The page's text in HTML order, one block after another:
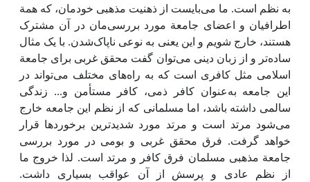
به نظم است. ما می‌بایست از ذهنیت مذهبی خودمان، که همة
اطرافیان و اعضای جامعة مورد بررسی‌مان در آن مشترک
هستند، خارج شویم و ‌این یعنی به نوعی ناپاک‌شدن. با یک مثال
ساده‌تر و از زبان دینی می‌توان گفت محقق غربی برای جامعة
اسلامی مثل کافری است که به راه‌های مختلف می‌تواند در
‌این جامعه به‌عنوان کافر ذمی، کافر مستأمن و... زندگی
سالمی ‌داشته باشد، اما مسلمانی که از نظم ‌این جامعه خارج
می‌شود مرتد است و مرتد مورد شدیدترین برخوردها قرار
خواهد گرفت. فرق محقق غربی و بومی ‌در مورد بررسی
جامعة مذهبی مسلمان فرق کافر و مرتد است. لذا خروج ما
از نظم عادی و پرسش از آن عواقب بسیاری داشت.